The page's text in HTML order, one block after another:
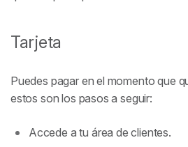
Tarjeta
Puedes pagar en el momento que
estos son los pasos a seguir:
Accede a tu área de clientes.